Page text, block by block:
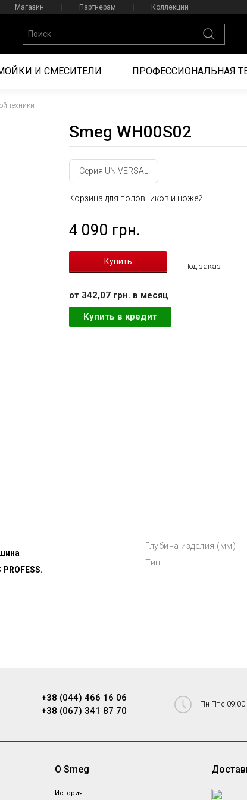
Магазин Партнерам Коллекции
И СМЕСИТЕЛИ ПРОФЕССИОНАЛЬНАЯ
техники
Smeg WH00S02
Серия UNIVERSAL
Корзина для половников и ножей.
4 090 грн.
Под заказ
от 342,07 грн. в месяц
Купить в кредит
PROFESS.
Глубина изделия (мм)
Тип
+38 (044) 466 16 06
+38 (067) 341 87 70
Пн-Пт с 09:00
О Smeg
История